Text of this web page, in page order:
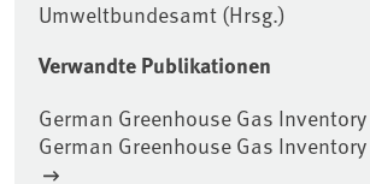
Umweltbundesamt (Hrsg.)
Verwandte Publikationen
German Greenhouse Gas
German Greenhouse Gas